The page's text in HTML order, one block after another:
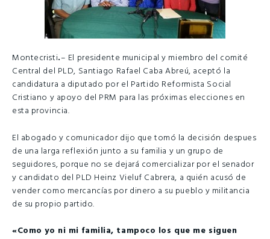
Montecristi.– El presidente municipal y miembro del comité
Central del PLD, Santiago Rafael Caba Abreú, aceptó la
candidatura a diputado por el Partido Reformista Social
Cristiano y apoyo del PRM para las próximas elecciones en
esta provincia.
El abogado y comunicador dijo que tomó la decisión despues
de una larga reflexión junto a su familia y un grupo de
seguidores, porque no se dejará comercializar por el senador
y candidato del PLD Heinz Vieluf Cabrera, a quién acusó de
vender como mercancías por dinero a su pueblo y militancia
de su propio partido.
«Como yo ni mi familia, tampoco los que me siguen